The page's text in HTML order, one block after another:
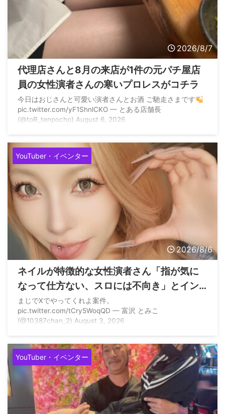
2026/8/7
代理店さんと8月の来店が1件の元パチ屋店
員の女性演者さんの寒いプロレスがコチラ
今日はおじさんと可愛い演者さんとお酒 ご馳走さまです
pic.twitter.com/yF1ShnlCKO — とある店舗長
(@toR_tenpocho) August 6, 2026
YouTuber・イベンター
2026/8/6
ネイルが特徴的な女性演者さん「指が気に
なって仕方ない、スロには不向き」とイン
スタで言われてしまう
まじでXでやってくれよ案件。
pic.twitter.com/tCry5WoqQD — 富沢 とみこ
(@10387chan_2) August 3, 2026
YouTuber・イベンター